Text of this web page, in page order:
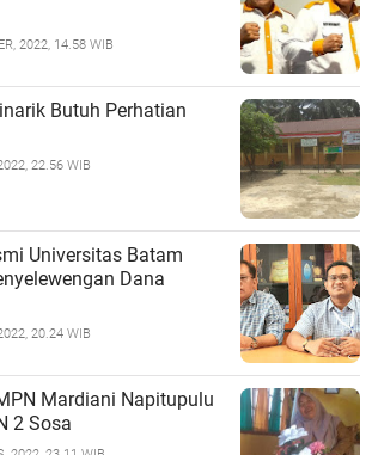
2022, 14.58 WIB
Butuh Perhatian
22.56 WIB
Universitas Batam
Dana
20.24 WIB
Mardiani Napitupulu
2 Sosa